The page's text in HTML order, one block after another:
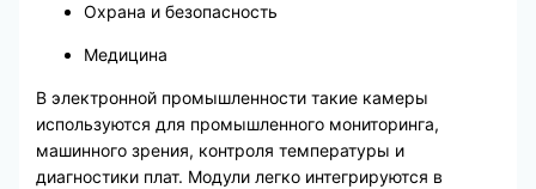
Охрана и безопасность
Медицина
В электронной промышленности такие камеры
используются для промышленного мониторинга,
машинного зрения, контроля температуры и
диагностики плат. Модули легко интегрируются в